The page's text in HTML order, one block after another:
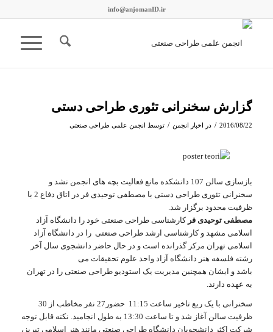
info@anjomanID.ir
گزارش سخنرانی تئوری طراحی دستی
2016/08/22
/ در اخبار انجمن / توسط انجمن علمی طراحی صنعتی
بازسازی سالن 107 دانشکده مانع فعالیت بچه های انجمن نشد و
سخنرانی تئوری طراحی دستی با مصطفی توحیدی فر در اتاق دفاع 2 با
ظرفیت محدود برگزار شد.
مصطفی توحیدی فر کارشناسی طراحی صنعتی خود را دانشگاه آزاد
اسلامی مشهد و کارشناسی ارشد طراحی صنعتی را در دانشگاه آزاد
اسلامی تهران مرکز گذرانده است و در حال حاضر دانشجوی سال آخر
رشته فلسفه هنر دانشگاه آزاد واحد علوم تحقیقات می
باشد و ایشان همچنین مدیریت یک استودیو طراحی صنعتی را در تهران
به عهده دارند.
سخنرانی با یک ربع تاخیر ساعت 11:15 حضور27 نفر مخاطب از 30
ظرفیت سالن آغاز شد و تا ساعت 13:30 به طول انجامید. نکته قابل توجه
شرکت اکثر دانشجویان دانشگاه طراحی صنعتی مانند هنر اسلامی تبریز،